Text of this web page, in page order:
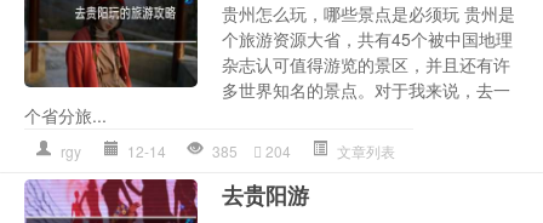
贵州怎么玩，哪些景点是必须玩 贵州是
个旅游资源大省，共有45个被中国地理
杂志认可值得游览的景区，并且还有许
多世界知名的景点。对于我来说，去一
个省分旅...
rgy 12-14 385 204 文章列表
去贵阳游